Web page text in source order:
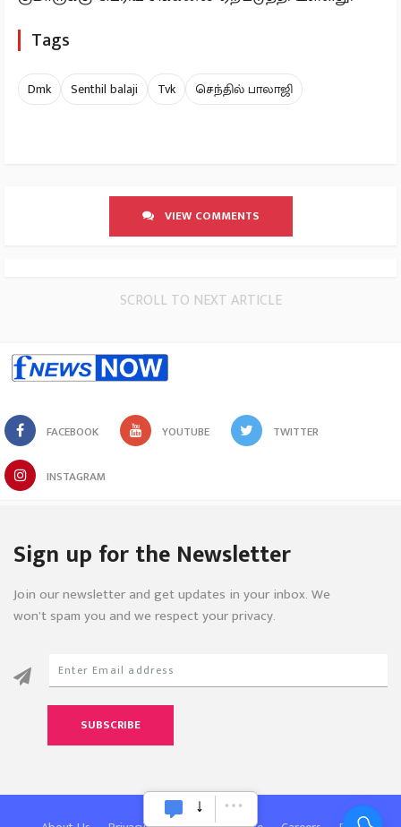
Tags
Dmk Senthil balaji Tvk செந்தில் பாலாஜி
VIEW COMMENTS
SCROLL TO NEXT ARTICLE
FACEBOOK YOUTUBE TWITTER
INSTAGRAM
Sign up for the Newsletter
Join our newsletter and get updates in your inbox. We
won’t spam you and we respect your privacy.
SUBSCRIBE